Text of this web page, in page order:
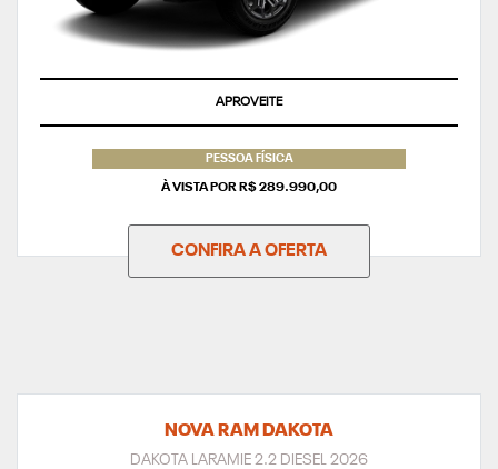
APROVEITE
PESSOA FÍSICA
À VISTA POR R$ 289.990,00
CONFIRA A OFERTA
NOVA RAM DAKOTA
DAKOTA LARAMIE 2.2 DIESEL 2026